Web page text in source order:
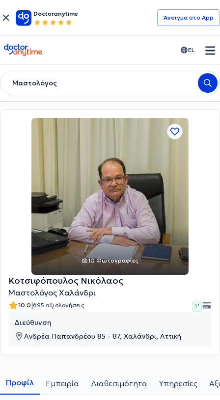
Doctoranytime
Άνοιγμα στο App
doctoranytime EL
Μαστολόγος
10 Φωτογραφίες
Κοτσιφόπουλος Νικόλαος
Μαστολόγος Χαλάνδρι
10.0|695 αξιολογήσεις 1 '
Διεύθυνση
Ανδρέα Παπανδρέου 85 - 87, Χαλάνδρι, Αττική
Προφίλ Εμπειρία Διαθεσιμότητα Υπηρεσίες